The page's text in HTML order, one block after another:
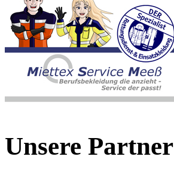
Unsere Partner